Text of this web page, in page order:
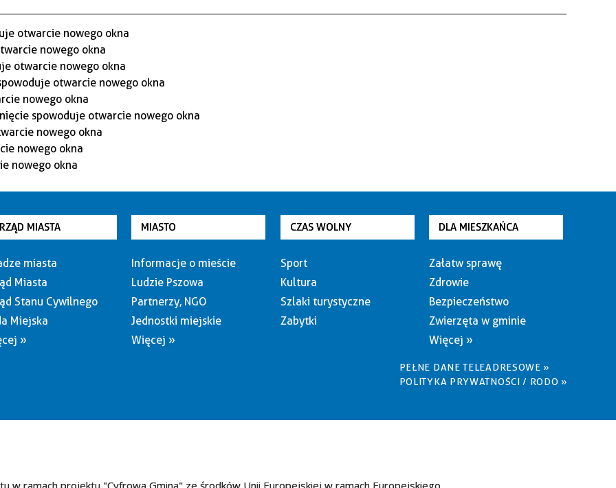
MIASTA
miasta
Miasta
Stanu Cywilnego
Miejska
»
MIASTO
Informacje o mieście
Ludzie Pszowa
Partnerzy, NGO
Jednostki miejskie
Więcej »
CZAS WOLNY
Sport
Kultura
Szlaki turystyczne
Zabytki
DLA MIESZKAŃCA
Załatw sprawę
Zdrowie
Bezpieczeństwo
Zwierzęta w gminie
Więcej »
PEŁNE DANE TELEADRESOWE »
POLITYKA PRYWATNOŚCI / RODO »
w ramach projektu "Cyfrowa Gmina" ze środków Unii Europejskiej w ramach Europejskiego